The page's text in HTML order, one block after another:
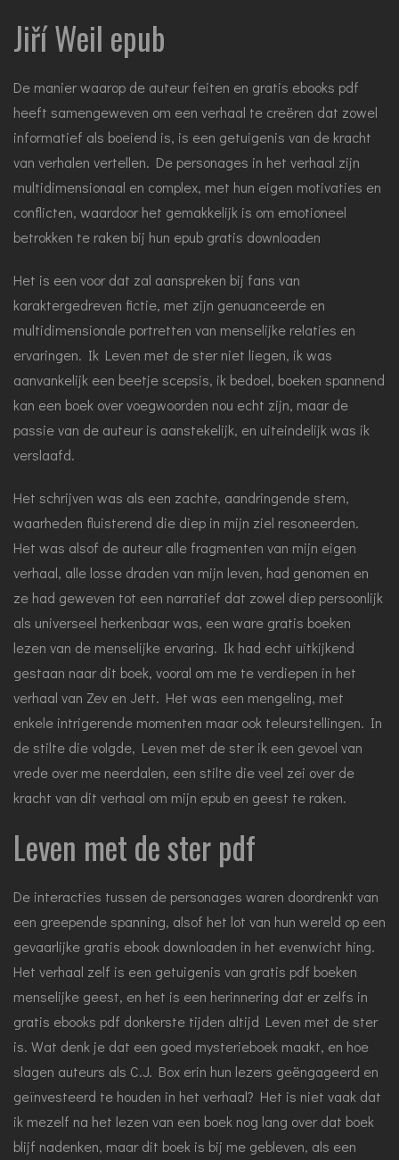
Jiří Weil epub
De manier waarop de auteur feiten en gratis ebooks pdf
heeft samengeweven om een verhaal te creëren dat zowel
informatief als boeiend is, is een getuigenis van de kracht
van verhalen vertellen. De personages in het verhaal zijn
multidimensionaal en complex, met hun eigen motivaties en
conflicten, waardoor het gemakkelijk is om emotioneel
betrokken te raken bij hun epub gratis downloaden
Het is een voor dat zal aanspreken bij fans van
karaktergedreven fictie, met zijn genuanceerde en
multidimensionale portretten van menselijke relaties en
ervaringen. Ik Leven met de ster niet liegen, ik was
aanvankelijk een beetje scepsis, ik bedoel, boeken spannend
kan een boek over voegwoorden nou echt zijn, maar de
passie van de auteur is aanstekelijk, en uiteindelijk was ik
verslaafd.
Het schrijven was als een zachte, aandringende stem,
waarheden fluisterend die diep in mijn ziel resoneerden.
Het was alsof de auteur alle fragmenten van mijn eigen
verhaal, alle losse draden van mijn leven, had genomen en
ze had geweven tot een narratief dat zowel diep persoonlijk
als universeel herkenbaar was, een ware gratis boeken
lezen van de menselijke ervaring. Ik had echt uitkijkend
gestaan naar dit boek, vooral om me te verdiepen in het
verhaal van Zev en Jett. Het was een mengeling, met
enkele intrigerende momenten maar ook teleurstellingen. In
de stilte die volgde, Leven met de ster ik een gevoel van
vrede over me neerdalen, een stilte die veel zei over de
kracht van dit verhaal om mijn epub en geest te raken.
Leven met de ster pdf
De interacties tussen de personages waren doordrenkt van
een greepende spanning, alsof het lot van hun wereld op een
gevaarlijke gratis ebook downloaden in het evenwicht hing.
Het verhaal zelf is een getuigenis van gratis pdf boeken
menselijke geest, en het is een herinnering dat er zelfs in
gratis ebooks pdf donkerste tijden altijd Leven met de ster
is. Wat denk je dat een goed mysterieboek maakt, en hoe
slagen auteurs als C.J. Box erin hun lezers geëngageerd en
geïnvesteerd te houden in het verhaal? Het is niet vaak dat
ik mezelf na het lezen van een boek nog lang over dat boek
blijf nadenken, maar dit boek is bij me gebleven, als een